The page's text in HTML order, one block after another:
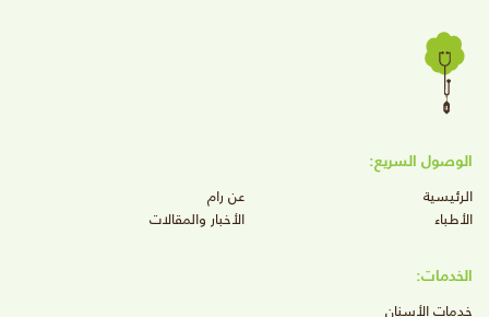
الوصول السريع:
الرئيسية
عن رام
الأطباء
الأخبار والمقالات
الخدمات:
خدمات الأسنان